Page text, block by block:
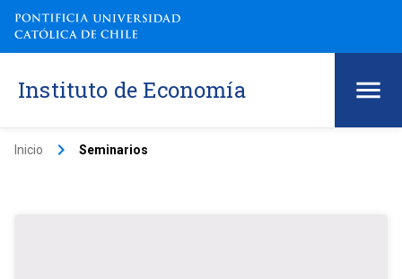
Instituto de Economía
Inicio keyboard_arrow_right Seminarios